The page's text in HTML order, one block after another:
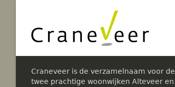
Craneveer is de verzamelnaam voor de
twee prachtige woonwijken Alteveer en